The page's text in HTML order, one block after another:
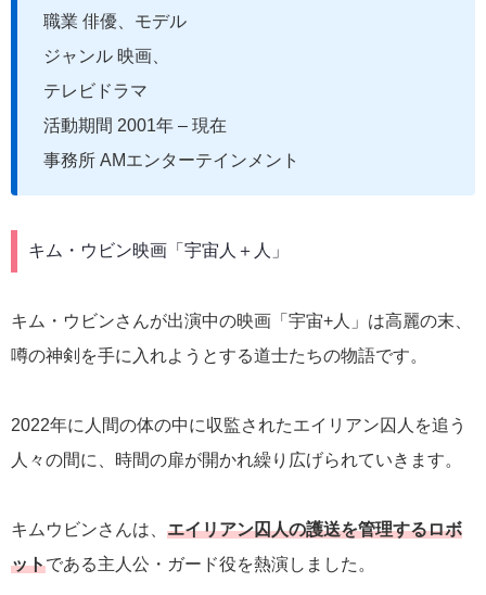
職業 俳優、モデル
ジャンル 映画、
テレビドラマ
活動期間 2001年 – 現在
事務所 AMエンターテインメント
キム・ウビン映画「宇宙人＋人」
キム・ウビンさんが出演中の映画「宇宙+人」は高麗の末、
噂の神剣を手に入れようとする道士たちの物語です。
2022年に人間の体の中に収監されたエイリアン囚人を追う
人々の間に、時間の扉が開かれ繰り広げられていきます。
キムウビンさんは、 エイリアン囚人の護送を管理するロボ
ットである主人公・ガード役を熱演しました。